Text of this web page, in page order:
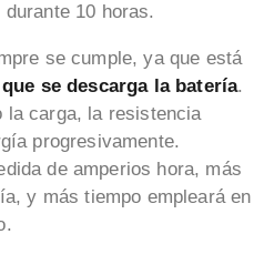
10 horas.
se cumple, ya que está
se descarga la batería.
la carga, la resistencia
progresivamente.
de amperios hora, más
y más tiempo empleará en